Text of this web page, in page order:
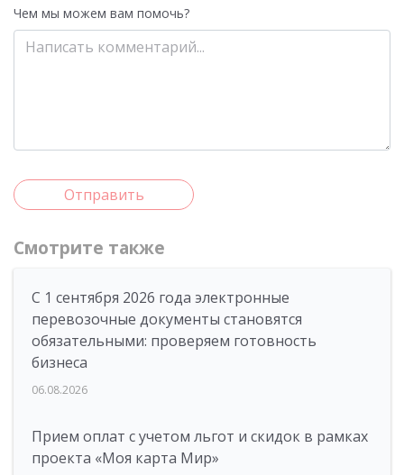
Чем мы можем вам помочь?
Отправить
Смотрите также
С 1 сентября 2026 года электронные
перевозочные документы становятся
обязательными: проверяем готовность
бизнеса
06.08.2026
Прием оплат с учетом льгот и скидок в рамках
проекта «Моя карта Мир»